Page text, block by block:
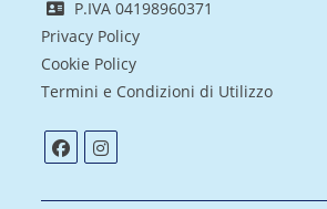
P.IVA 04198960371
Privacy Policy
Cookie Policy
Termini e Condizioni di Utilizzo